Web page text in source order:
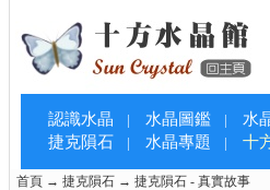
認識水晶 | 水晶圖鑑 | 水
捷克隕石
| 水晶專題 | 十
首頁 → 捷克隕石 → 捷克隕石 - 真實故事